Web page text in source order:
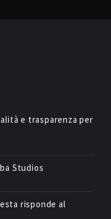
e trasparenza per
Studios
risponde al